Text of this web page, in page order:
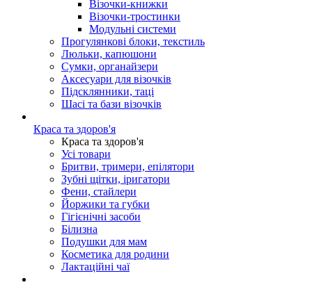
Візочки-книжки
Візочки-тростинки
Модульні системи
Прогулянкові блоки, текстиль
Люльки, капюшони
Сумки, органайзери
Аксесуари для візочків
Підсклянники, таці
Шасі та бази візочків
Краса та здоров'я
Краса та здоров'я
Усі товари
Бритви, тримери, епілятори
Зубні щітки, іригатори
Фени, стайлери
Йоржики та губки
Гігієнічні засоби
Білизна
Подушки для мам
Косметика для родини
Лактаційні чаї